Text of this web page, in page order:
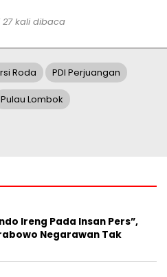
27 kali dibaca
Roda PDI Perjuangan
Pulau Lombok
Ireng Pada Insan Pers”,
Negarawan Tak